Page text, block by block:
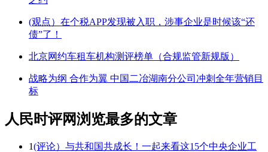
(观点）在个税APP发现被入职，涉事企业是时候该“还
债”了！
北京网约车租车机构测评榜单（合规监管新规版）
战略为纲 合作为翼 中国二冶湖南分公司冲刺全年营销目
标
人民时评网浏览最多的文章
1(评论）与共和国共成长！一起来看这15个中央企业工